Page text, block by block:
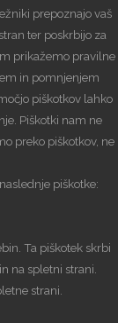
prepoznajo vaš
ter poskrbijo za
prikažemo pravilne
in pomnjenjem
piškotkov lahko
Piškotki nam ne
preko piškotkov, ne
piškotke:
Ta piškotek skrbi
na spletni strani.
strani.